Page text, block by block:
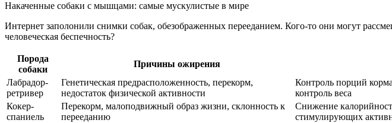
Накаченные собаки с мышцами: самые мускулистые в мире
Интернет заполонили снимки собак, обезображенных перееданием. Кого-то они могут
человеческая беспечность?
Порода
собаки
Причины ожирения
Лабрадор-
ретривер
Генетическая предрасположенность, перекорм,
недостаток физической активности
Контроль порций
контроль веса
Кокер-
спаниель
Перекорм, малоподвижный образ жизни, склонность к
перееданию
Снижение
стимулирующих